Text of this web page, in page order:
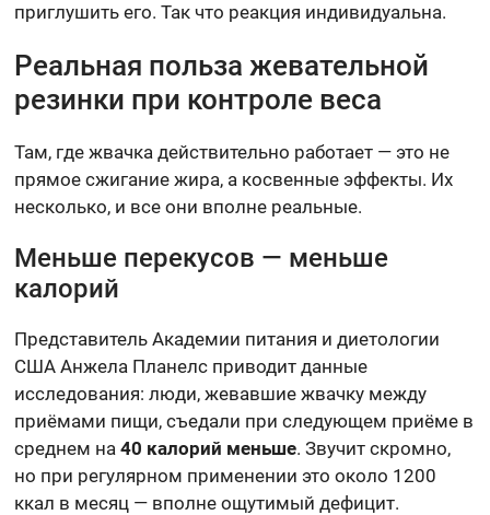
приглушить его. Так что реакция индивидуальна.
Реальная польза жевательной
резинки при контроле веса
Там, где жвачка действительно работает — это не
прямое сжигание жира, а косвенные эффекты. Их
несколько, и все они вполне реальные.
Меньше перекусов — меньше
калорий
Представитель Академии питания и диетологии
США Анжела Планелс приводит данные
исследования: люди, жевавшие жвачку между
приёмами пищи, съедали при следующем приёме в
среднем на40 калорий меньше. Звучит скромно,
но при регулярном применении это около 1200
ккал в месяц — вполне ощутимый дефицит.